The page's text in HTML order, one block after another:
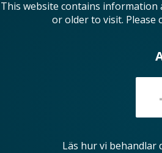
This website contains information
or older to visit. Please
Läs hur vi behandlar